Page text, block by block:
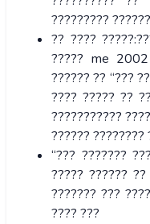
?????????
?? ????
????? me 2002
?????? ?? “???
???? ????? ??
???????????
?????? ????????
“??? ???????
????? ??????
??????? ???
???? ???